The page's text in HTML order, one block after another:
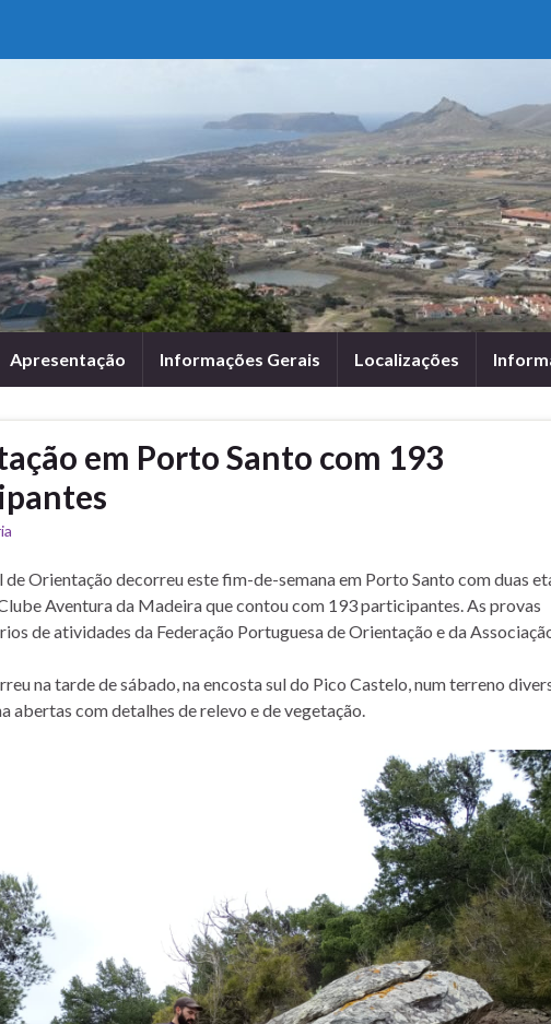
Apresentação Informações Gerais Localizações
em Porto Santo com 193
Orientação decorreu este fim-de-semana em Porto Santo com duas
Aventura da Madeira que contou com 193 participantes. As provas
de atividades da Federação Portuguesa de Orientação e da
na tarde de sábado, na encosta sul do Pico Castelo, num terreno
abertas com detalhes de relevo e de vegetação.